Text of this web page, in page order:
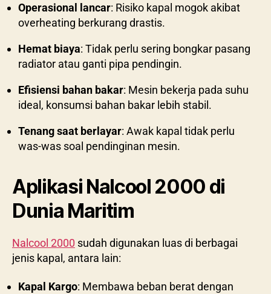
Operasional lancar: Risiko kapal mogok akibat
overheating berkurang drastis.
Hemat biaya: Tidak perlu sering bongkar pasang
radiator atau ganti pipa pendingin.
Efisiensi bahan bakar: Mesin bekerja pada suhu
ideal, konsumsi bahan bakar lebih stabil.
Tenang saat berlayar: Awak kapal tidak perlu
was-was soal pendinginan mesin.
Aplikasi Nalcool 2000 di
Dunia Maritim
Nalcool 2000 sudah digunakan luas di berbagai
jenis kapal, antara lain:
Kapal Kargo: Membawa beban berat dengan